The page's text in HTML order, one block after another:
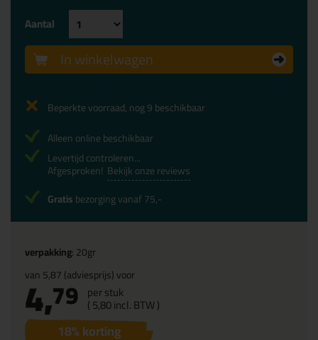
verpakking: 20gr
van5,87(adviesprijs) voor
4,79 per stuk
(5,80incl. BTW )
18% korting
Aantal
In winkelwagen
Beperkte voorraad, nog 9 beschikbaar
Alleen online beschikbaar
Levertijd controleren...
Afgesproken! Bekijk onze reviews
Gratisbezorging vanaf 75,-